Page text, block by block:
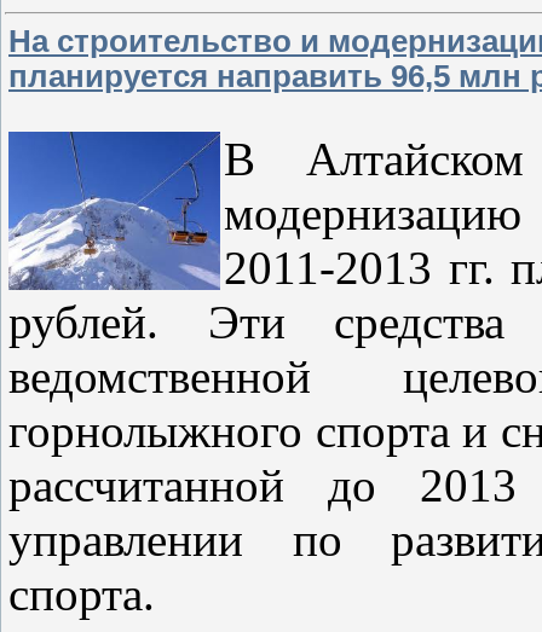
На строительство и
планируется направить 96,5 млн
В
2011-2013 гг.
рублей. Эти
ведомственной
горнолыжного спорта и
рассчитанной до
управлении по
спорта.